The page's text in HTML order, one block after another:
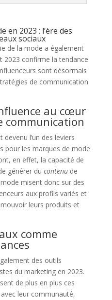
en 2023 : l’ère des
sociaux
de la mode a également
2023 confirme la tendance
sont désormais
de communication
au cœur
communication
devenu l’un des leviers
pour les marques de mode
en effet, la capacité de
générer du contenude
misent donc sur des
aux profils variés et
leurs produits et
comme
des outils
du marketing en 2023.
de plus en plus ces
leur communauté,